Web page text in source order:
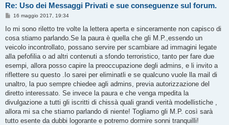
Re: Uso dei Messaggi Privati e sue conseguenze sul forum.
M
s
a
g
i
o
16 maggio 2017, 19:34
Io mi sono riletto tre volte la lettera aperta e sinceramente non capisco di
cosa stiamo parlando.Se la paura è quella che gli M.P.,essendo un
veicolo incontrollato, possano servire per scambiare ad immagini legate
alla pefofilia o ad altri contenuti a sfondo terroristico, tanto per fare due
esempi, allora posso capire la preoccupazione degli admins, e li invito a
riflettere su questo .Io sarei per eliminatli e se qualcuno vuole lla mail di
unaltro, la puo sempre chiedee agli admins, previa autorizzazione del
diretto interessato. Se invece la paura e che venga mpedita la
divulgazione a tutti gli iscritti di chissà quali grandi verità modellistiche ,
allora mi sa che stiamo parlando di niente! Togliamo gli M.P. così sarà
tutto esente da dubbi logorante e potremo dormire sonni tranquilli!